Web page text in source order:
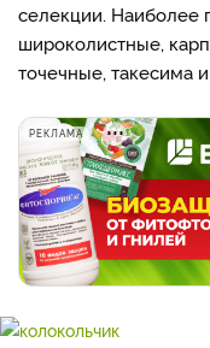
селекции. Наиболее
широколистные,
точечные, такесима
РЕКЛАМА